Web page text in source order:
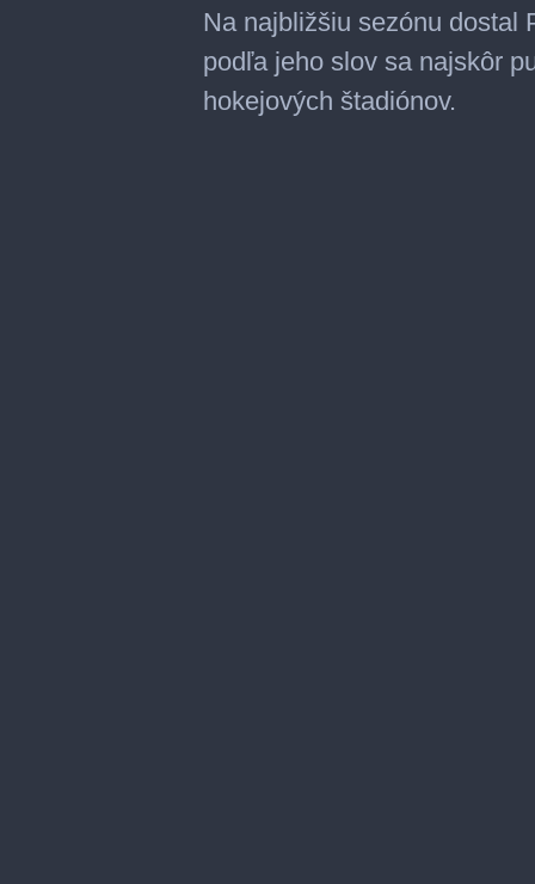
seconds
of
minute,
29
seconds
Na najbližšiu sezónu dostal
podľa jeho slov sa najskôr
hokejových štadiónov.